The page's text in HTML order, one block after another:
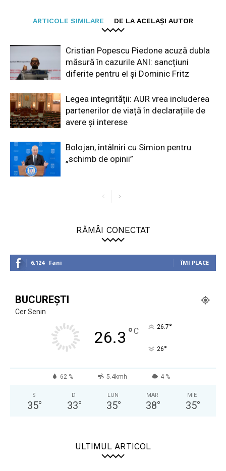
ARTICOLE SIMILARE DE LA ACELAȘI AUTOR
Cristian Popescu Piedone acuză dubla
măsură în cazurile ANI: sancțiuni
diferite pentru el și Dominic Fritz
Legea integrității: AUR vrea includerea
partenerilor de viață în declarațiile de
avere și interese
Bolojan, întâlniri cu Simion pentru
„schimb de opinii”
RĂMÂI CONECTAT
6,124 Fani ÎMI PLACE
BUCUREȘTI
Cer Senin
26.3 °C 26.7°
26°
62 % 5.4kmh 4 %
S
35°
D
33°
LUN
35°
MAR
38°
MIE
35°
ULTIMUL ARTICOL